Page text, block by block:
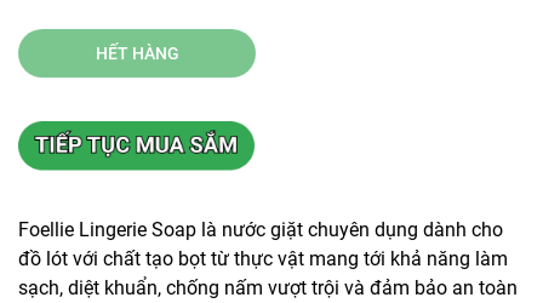
HẾT HÀNG
Foellie Lingerie Soap là nước giặt chuyên dụng dành cho
đồ lót với chất tạo bọt từ thực vật mang tới khả năng làm
sạch, diệt khuẩn, chống nấm vượt trội và đảm bảo an toàn